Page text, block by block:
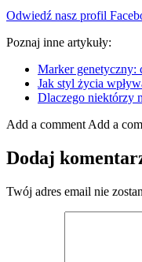
Odwiedź nasz profil
Poznaj inne artykuły:
Marker genetyczny:
Jak styl życia
Dlaczego niektórzy
Add a comment Add a
Dodaj
Twój adres email nie